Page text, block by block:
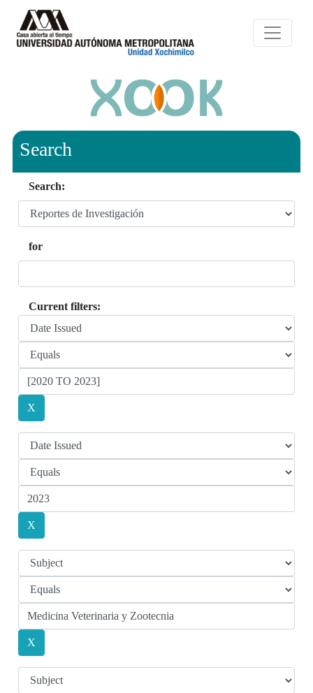
Search
Search:
for
Current filters: